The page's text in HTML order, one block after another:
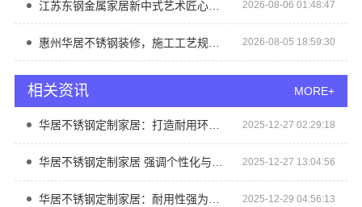
江苏东钢金属家居新中式艺术匠心制作费用 2026-08-06 01:48:47
2026-08-05 18:59:30
相关资讯 MORE+
华居不锈钢定制家居：打造耐用环保的时尚空间 2025-12-27 02:29:18
华居不锈钢定制家居 强调个性化与实用性结合 2025-12-27 13:04:56
华居不锈钢定制家居：耐用性强为家庭提供长久保障 2025-12-29 04:56:13